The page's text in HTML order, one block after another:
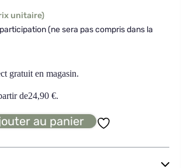
unitaire)
(ne sera pas compris dans la
gratuit en magasin.
de24,90 €.
au panier